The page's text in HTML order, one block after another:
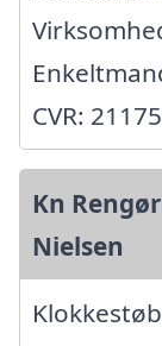
CVR:
Kn
Nielsen